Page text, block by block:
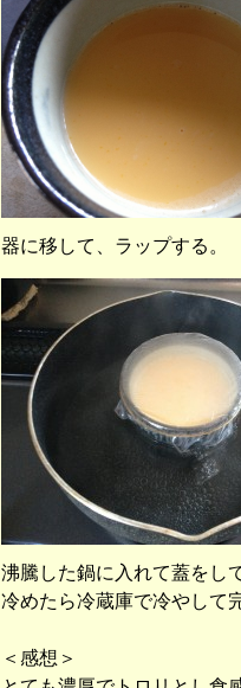
器に移して、ラップする。
沸騰した鍋に入れて蓋をし
冷めたら冷蔵庫で冷やして
＜感想＞